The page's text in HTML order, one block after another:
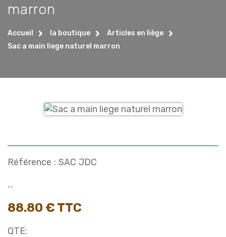
marron
Accueil la boutique
Articles en liège
Sac a main liege naturel marron
Référence : SAC JDC
...
88.80 € TTC
QTE: